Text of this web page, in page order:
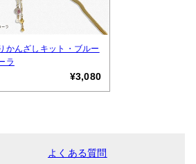
かんざしキット・ブルー
ラ
¥3,080
よくある質問